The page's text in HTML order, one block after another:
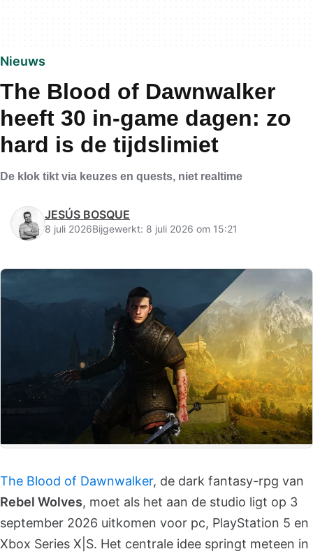
Nieuws
The Blood of Dawnwalker
heeft 30 in-game dagen: zo
hard is de tijdslimiet
De klok tikt via keuzes en quests, niet realtime
JESÚS BOSQUE
8 juli 2026Bijgewerkt: 8 juli 2026 om 15:21
The Blood of Dawnwalker, de dark fantasy-rpg van
Rebel Wolves, moet als het aan de studio ligt op 3
september 2026 uitkomen voor pc, PlayStation 5 en
Xbox Series X|S. Het centrale idee springt meteen in